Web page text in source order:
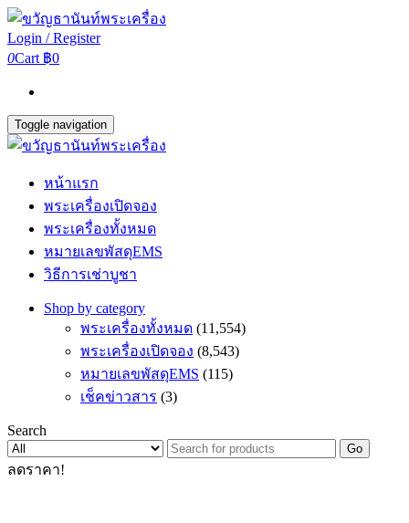
Login / Register
0Cart ฿0
Toggle navigation
หน้าแรก
พระเครื่องเปิดจอง
พระเครื่องทั้งหมด
หมายเลขพัสดุEMS
วิธีการเช่าบูชา
Shop by category
พระเครื่องทั้งหมด (11,554)
พระเครื่องเปิดจอง (8,543)
หมายเลขพัสดุEMS (115)
เช็คข่าวสาร (3)
Search
Go
ลดราคา!